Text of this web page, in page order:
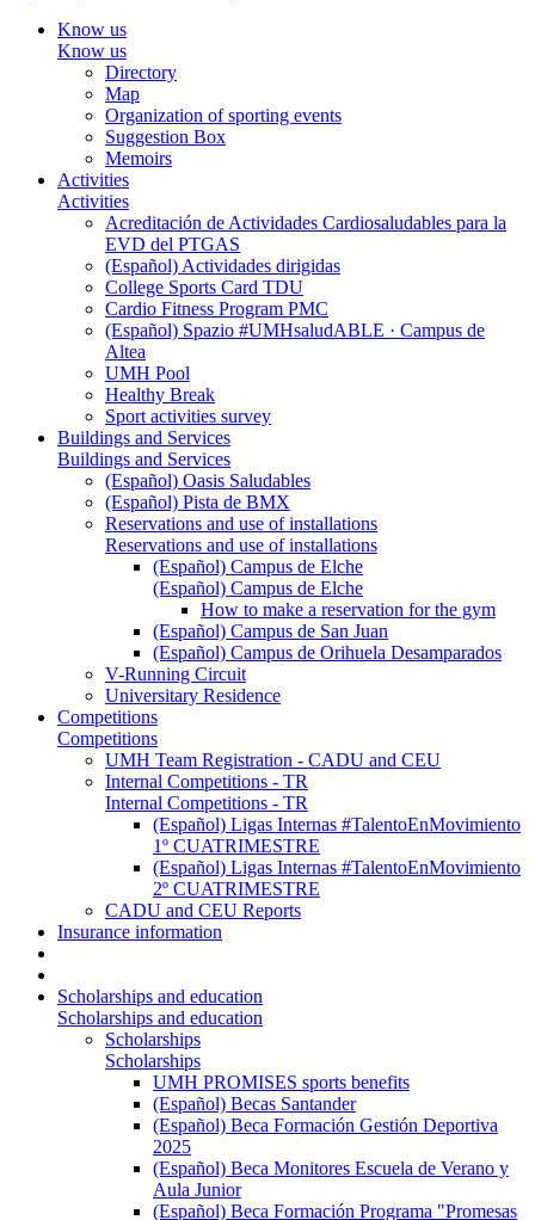
Know us
Know us
Directory
Map
Organization of sporting events
Suggestion Box
Memoirs
Activities
Activities
Acreditación de Actividades Cardiosaludables para la
EVD del PTGAS
(Español) Actividades dirigidas
College Sports Card TDU
Cardio Fitness Program PMC
(Español) Spazio #UMHsaludABLE · Campus de
Altea
UMH Pool
Healthy Break
Sport activities survey
Buildings and Services
Buildings and Services
(Español) Oasis Saludables
(Español) Pista de BMX
Reservations and use of installations
Reservations and use of installations
(Español) Campus de Elche
(Español) Campus de Elche
How to make a reservation for the gym
(Español) Campus de San Juan
(Español) Campus de Orihuela Desamparados
V-Running Circuit
Universitary Residence
Competitions
Competitions
UMH Team Registration - CADU and CEU
Internal Competitions - TR
Internal Competitions - TR
(Español) Ligas Internas #TalentoEnMovimiento
1º CUATRIMESTRE
(Español) Ligas Internas #TalentoEnMovimiento
2º CUATRIMESTRE
CADU and CEU Reports
Insurance information
Scholarships and education
Scholarships and education
Scholarships
Scholarships
UMH PROMISES sports benefits
(Español) Becas Santander
(Español) Beca Formación Gestión Deportiva
2025
(Español) Beca Monitores Escuela de Verano y
Aula Junior
(Español) Beca Formación Programa "Promesas